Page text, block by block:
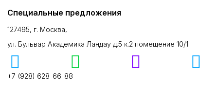
Специальные предложения
+7 (928) 628-66-88
127495, г. Москва,
ул. Бульвар Академика Ландау д.5 к.2 помещение 10/1